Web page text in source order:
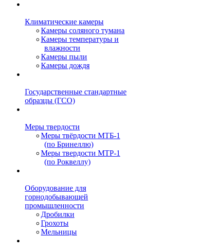
Климатические камеры
Камеры соляного тумана
Камеры температуры и
влажности
Камеры пыли
Камеры дождя
Государственные стандартные
образцы (ГСО)
Меры твердости
Меры твёрдости МТБ-1
(по Бринеллю)
Меры твердости МТР-1
(по Роквеллу)
Оборудование для
горнодобывающей
промышленности
Дробилки
Грохоты
Мельницы